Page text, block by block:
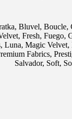
, Bluvel, Boucle,
, Fresh, Fuego,
, Luna, Magic Velvet,
Fabrics,
Salvador, Soft,